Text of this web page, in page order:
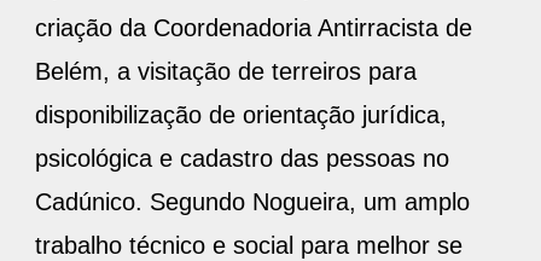
criação da Coordenadoria Antirracista de
Belém, a visitação de terreiros para
disponibilização de orientação jurídica,
psicológica e cadastro das pessoas no
Cadúnico. Segundo Nogueira, um amplo
trabalho técnico e social para melhor se